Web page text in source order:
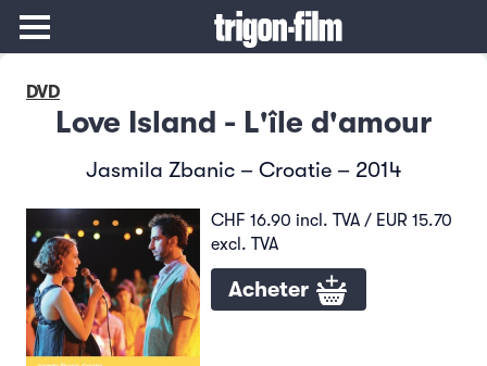
DVD
Love Island - L'île d'amour
Jasmila Zbanic – Croatie – 2014
CHF 16.90 incl. TVA / EUR 15.70
excl. TVA
Acheter